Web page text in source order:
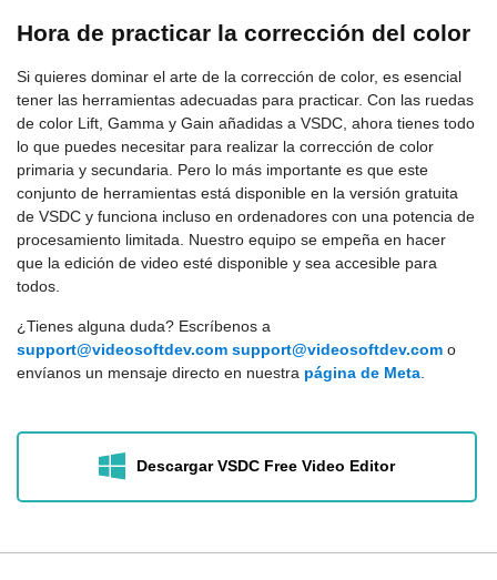
Hora de practicar la corrección del color
Si quieres dominar el arte de la corrección de color, es esencial
tener las herramientas adecuadas para practicar. Con las ruedas
de color Lift, Gamma y Gain añadidas a VSDC, ahora tienes todo
lo que puedes necesitar para realizar la corrección de color
primaria y secundaria. Pero lo más importante es que este
conjunto de herramientas está disponible en la versión gratuita
de VSDC y funciona incluso en ordenadores con una potencia de
procesamiento limitada. Nuestro equipo se empeña en hacer
que la edición de video esté disponible y sea accesible para
todos.
¿Tienes alguna duda? Escríbenos a
support@videosoftdev.com support@videosoftdev.com o
envíanos un mensaje directo en nuestra página de Meta
Descargar VSDC Free Video Editor